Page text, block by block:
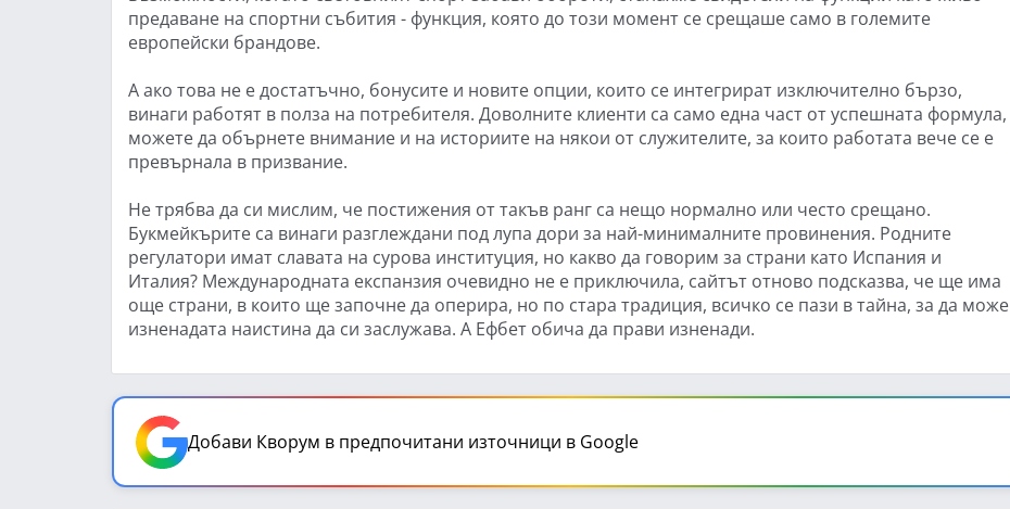
предаване на спортни събития - функция, която до този момент се срещаше само в големите
европейски брандове.
А ако това не е достатъчно, бонусите и новите опции, които се интегрират изключително бързо,
винаги работят в полза на потребителя. Доволните клиенти са само една част от успешната формула,
можете да обърнете внимание и на историите на някои от служителите, за които работата вече се е
превърнала в призвание.
Не трябва да си мислим, че постижения от такъв ранг са нещо нормално или често срещано.
Букмейкърите са винаги разглеждани под лупа дори за най-минималните провинения. Родните
регулатори имат славата на сурова институция, но какво да говорим за страни като Испания и
Италия? Международната експанзия очевидно не е приключила, сайтът отново подсказва, че ще има
още страни, в които ще започне да оперира, но по стара традиция, всичко се пази в тайна, за да може
изненадата наистина да си заслужава. А Ефбет обича да прави изненади.
Добави Кворум в предпочитани източници в Google